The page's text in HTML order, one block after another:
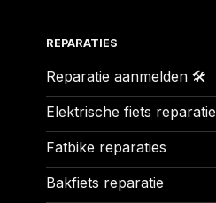
REPARATIES
Reparatie aanmelden 🛠️
Elektrische fiets reparatie
Fatbike reparaties
Bakfiets reparatie